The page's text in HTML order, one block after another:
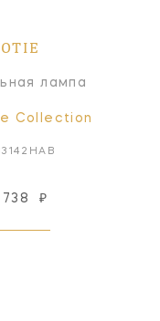
лампа
Collection
738 ₽